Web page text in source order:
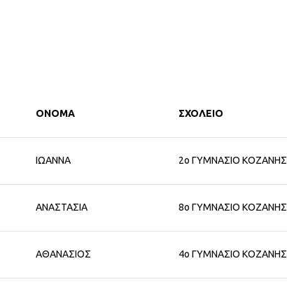
ΟΝΟΜΑ ΣΧΟΛΕΙΟ
ΙΩΑΝΝΑ 2ο ΓΥΜΝΑΣΙΟ ΚΟΖΑΝΗΣ
ΑΝΑΣΤΑΣΙΑ 8ο ΓΥΜΝΑΣΙΟ ΚΟΖΑΝΗΣ
ΑΘΑΝΑΣΙΟΣ 4ο ΓΥΜΝΑΣΙΟ ΚΟΖΑΝΗΣ